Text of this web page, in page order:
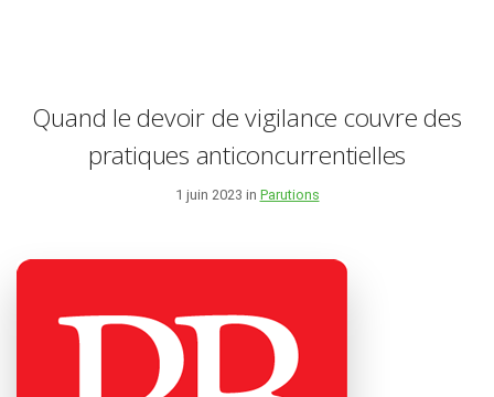
Quand le devoir de vigilance couvre des
pratiques anticoncurrentielles
1 juin 2023 in Parutions